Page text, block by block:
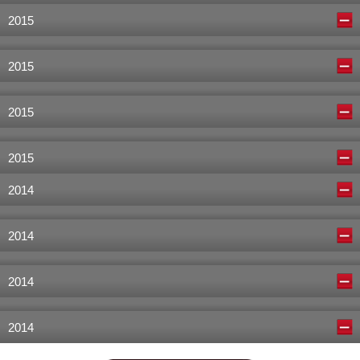
2015
2015
2015
2015
2014
2014
2014
2014